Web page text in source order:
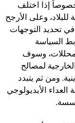
إذا اختلف
للبلاد، وعلى الأرجح
تحديد التوجهات
السياسة
وسوف
لمصالح
ومن ثم يتبدد
العداء الأيديولوجي